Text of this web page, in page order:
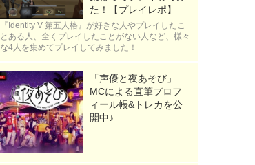
た！【プレイレポ】
『Identity V 第五人格』が好きな人やプレイしたこ
とある人、全くプレイしたことがない人など、様々
な4人を集めてプレイしてみました！
「声優と夜あそび」
MCによる直筆プロフ
ィール帳&トレカを公
開中♪